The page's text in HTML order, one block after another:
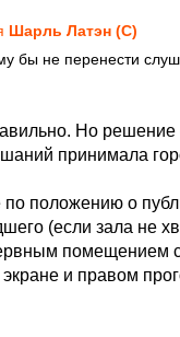
Шарль Латэн (С)
бы не перенести
Но решение
принимала
по положению о
(если зала не
помещением
и правом